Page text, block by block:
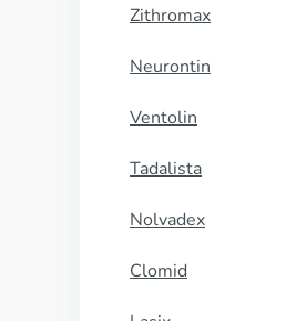
Zithromax
Neurontin
Ventolin
Tadalista
Nolvadex
Clomid